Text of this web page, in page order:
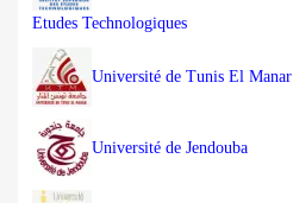
Etudes Technologiques
Université de Tunis El Manar
Université de Jendouba